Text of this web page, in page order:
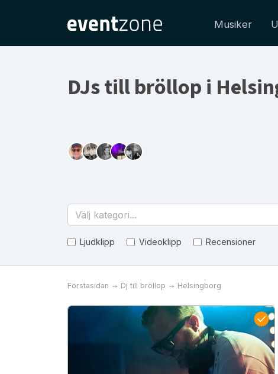
Musiker
DJs till bröllop i
Välj kategori...
Ljudklipp Videoklipp Recensioner
Förstasidan Dj till bröllop Helsingborg